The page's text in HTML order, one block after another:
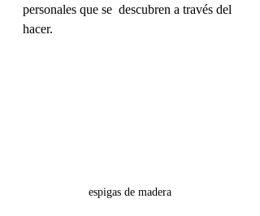
personales que se  descubren a través del
hacer.
espigas de madera